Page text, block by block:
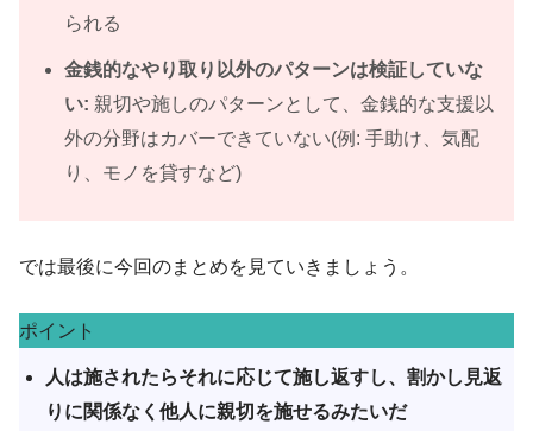
られる
金銭的なやり取り以外のパターンは検証していな
い: 親切や施しのパターンとして、金銭的な支援以
外の分野はカバーできていない(例: 手助け、気配
り、モノを貸すなど)
では最後に今回のまとめを見ていきましょう。
ポイント
人は施されたらそれに応じて施し返すし、割かし見返
りに関係なく他人に親切を施せるみたいだ